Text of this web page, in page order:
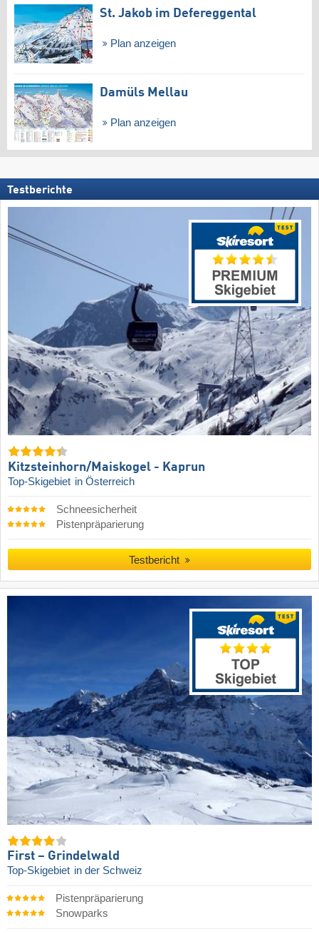
St. Jakob im Defereggental
Plan anzeigen
Damüls Mellau
Plan anzeigen
Testberichte
Kitzsteinhorn/​Maiskogel - Kaprun
Top-Skigebiet in Österreich
Schneesicherheit
Pistenpräparierung
Testbericht
First – Grindelwald
Top-Skigebiet in der Schweiz
Pistenpräparierung
Snowparks